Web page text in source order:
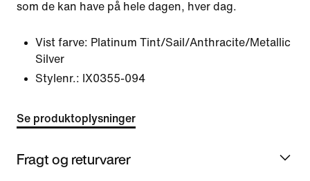
som de kan have på hele dagen, hver dag.
Vist farve: Platinum Tint/Sail/Anthracite/Metallic
Silver
Stylenr.: IX0355-094
Se produktoplysninger
Fragt og returvarer